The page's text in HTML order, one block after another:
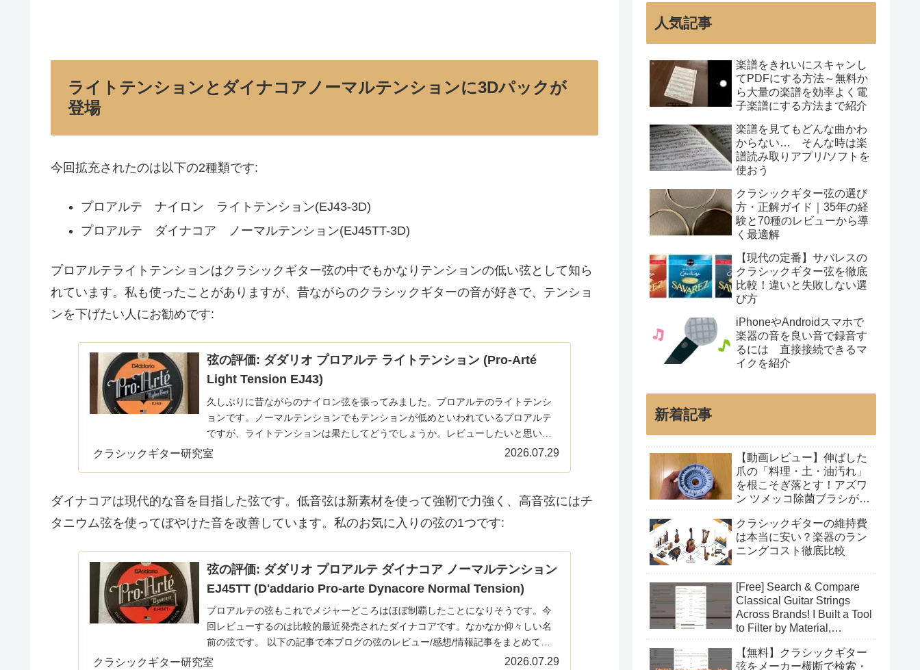
ライトテンションとダイナコアノーマルテンションに3Dパックが
登場
今回拡充されたのは以下の2種類です:
プロアルテ ナイロン ライトテンション(EJ43-3D)
プロアルテ ダイナコア ノーマルテンション(EJ45TT-3D)
プロアルテライトテンションはクラシックギター弦の中でもかなりテンションの低い弦として知ら
れています。私も使ったことがありますが、昔ながらのクラシックギターの音が好きで、テンショ
ンを下げたい人にお勧めです:
弦の評価: ダダリオ プロアルテ ライトテンション (Pro-Arté
Light Tension EJ43)
久しぶりに昔ながらのナイロン弦を張ってみました。プロアルテのライトテンシ
ョンです。ノーマルテンションでもテンションが低めといわれているプロアルテ
ですが、ライトテンションは果たしてどうでしょうか。レビューしたいと思いま
す。以下の記事で本ブログ...
クラシックギター研究室 2026.07.29
ダイナコアは現代的な音を目指した弦です。低音弦は新素材を使って強靭で力強く、高音弦にはチ
タニウム弦を使ってぼやけた音を改善しています。私のお気に入りの弦の1つです:
弦の評価: ダダリオ プロアルテ ダイナコア ノーマルテンション
EJ45TT (D'addario Pro-arte Dynacore Normal Tension)
プロアルテの弦もこれでメジャーどころはほぼ制覇したことになりそうです。今
回レビューするのは比較的最近発売されたダイナコアです。なかなか仰々しい名
前の弦です。 以下の記事で本ブログの弦のレビュー/感想/情報記事をまとめてい
ます 低音弦がダイナ...
クラシックギター研究室 2026.07.29
人気記事
楽譜をきれいにスキャンし
てPDFにする方法～無料か
ら大量の楽譜を効率よく電
子楽譜にする方法まで紹介
楽譜を見てもどんな曲かわ
からない… そんな時は楽
譜読み取りアプリ/ソフトを
使おう
クラシックギター弦の選び
方・正解ガイド｜35年の経
験と70種のレビューから導
く最適解
【現代の定番】サバレスの
クラシックギター弦を徹底
比較！違いと失敗しない選
び方
iPhoneやAndroidスマホで
楽器の音を良い音で録音す
るには 直接接続できるマ
イクを紹介
新着記事
【動画レビュー】伸ばした
爪の「料理・土・油汚れ」
を根こそぎ落とす！アズワ
ン ツメッコ除菌ブラシが凄
クラシックギターの維持費
は本当に安い？楽器のラン
ニングコスト徹底比較
[Free] Search & Compare
Classical Guitar Strings
Across Brands! I Built a Tool
to Filter by Material,
【無料】クラシックギター
弦をメーカー横断で検索・